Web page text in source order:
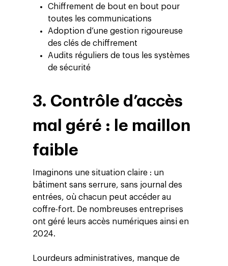
Chiffrement de bout en bout pour
toutes les communications
Adoption d’une gestion rigoureuse
des clés de chiffrement
Audits réguliers de tous les systèmes
de sécurité
3. Contrôle d’accès
mal géré : le maillon
faible
Imaginons une situation claire : un
bâtiment sans serrure, sans journal des
entrées, où chacun peut accéder au
coffre-fort. De nombreuses entreprises
ont géré leurs accès numériques ainsi en
2024.
Lourdeurs administratives, manque de